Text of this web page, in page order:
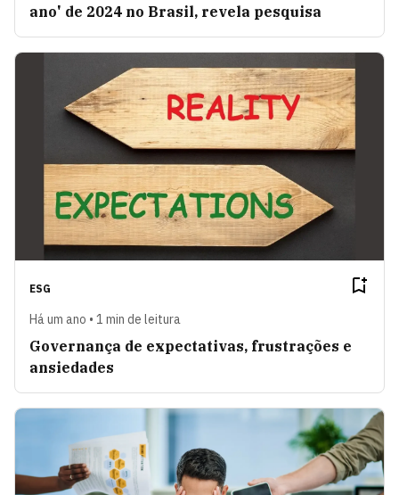
ano' de 2024 no Brasil, revela pesquisa
ESG
Há um ano • 1 min de leitura
Governança de expectativas, frustrações e
ansiedades